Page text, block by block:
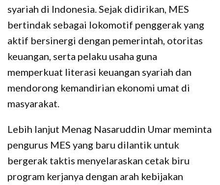
syariah di Indonesia. Sejak didirikan, MES
bertindak sebagai lokomotif penggerak yang
aktif bersinergi dengan pemerintah, otoritas
keuangan, serta pelaku usaha guna
memperkuat literasi keuangan syariah dan
mendorong kemandirian ekonomi umat di
masyarakat.
Lebih lanjut Menag Nasaruddin Umar meminta
pengurus MES yang baru dilantik untuk
bergerak taktis menyelaraskan cetak biru
program kerjanya dengan arah kebijakan